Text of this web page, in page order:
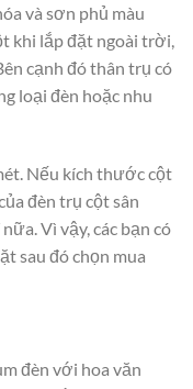
và sơn phủ màu
khi lắp đặt ngoài trời,
cạnh đó thân trụ có
loại đèn hoặc nhu
Nếu kích thước cột
đèn trụ cột sân
Vì vậy, các bạn có
sau đó chọn mua
đèn với hoa văn